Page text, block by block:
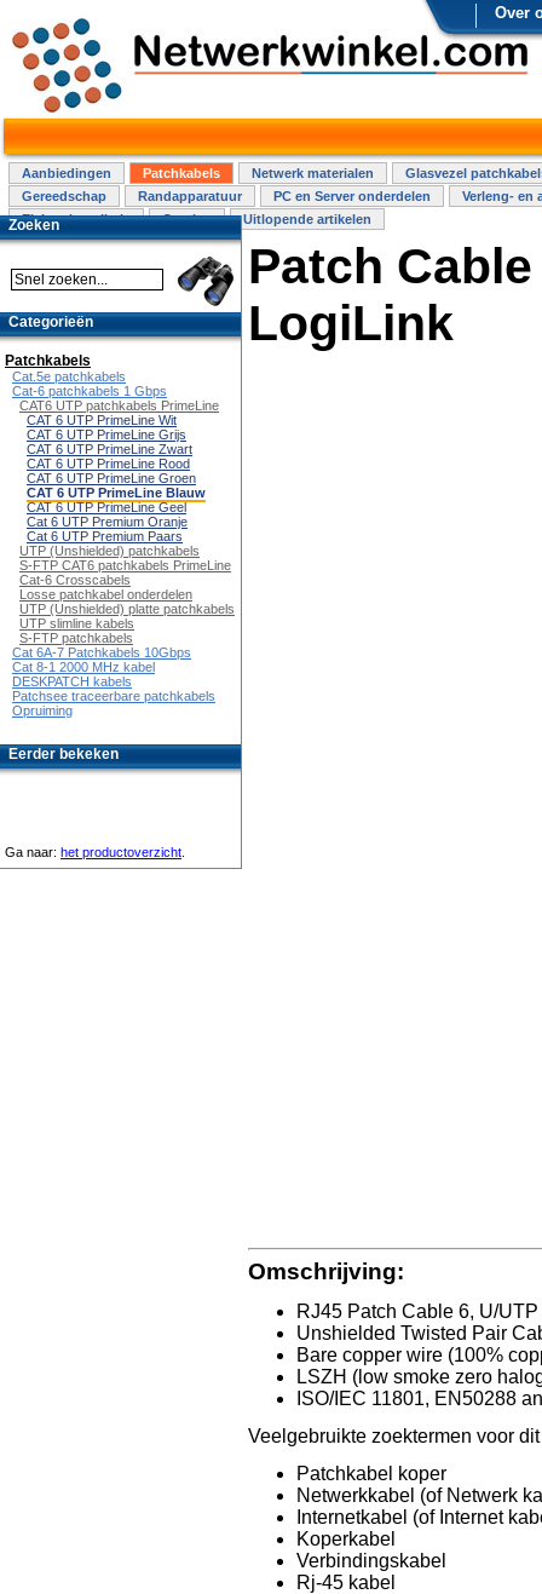
Over
Aanbiedingen Patchkabels Netwerk materialen
Glasvezel
Gereedschap
Randapparatuur PC en Server onderdelen
Verleng- en
Elektra installatie
Overige Uitlopende artikelen
Patch
LogiLink
Omschrijving:
RJ45 Patch Cable 6, U/UTP
Unshielded Twisted Pair
Bare copper wire (100%
LSZH (low smoke zero
ISO/IEC 11801, EN50288
Veelgebruikte zoektermen voor
Patchkabel koper
Netwerkkabel (of Netwerk
Internetkabel (of Internet
Koperkabel
Verbindingskabel
Rj-45 kabel
Zoeken
Categorieën
Patchkabels
Cat.5e patchkabels
Cat-6 patchkabels 1 Gbps
CAT6 UTP patchkabels PrimeLine
CAT 6 UTP PrimeLine Wit
CAT 6 UTP PrimeLine Grijs
CAT 6 UTP PrimeLine Zwart
CAT 6 UTP PrimeLine Rood
CAT 6 UTP PrimeLine Groen
CAT 6 UTP PrimeLine Blauw
CAT 6 UTP PrimeLine Geel
Cat 6 UTP Premium Oranje
Cat 6 UTP Premium Paars
UTP (Unshielded) patchkabels
S-FTP CAT6 patchkabels PrimeLine
Cat-6 Crosscabels
Losse patchkabel onderdelen
UTP (Unshielded) platte patchkabels
UTP slimline kabels
S-FTP patchkabels
Cat 6A-7 Patchkabels 10Gbps
Cat 8-1 2000 MHz kabel
DESKPATCH kabels
Patchsee traceerbare patchkabels
Opruiming
Eerder bekeken
Ga naar: het productoverzicht